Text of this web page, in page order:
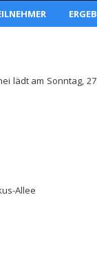
lädt am Sonntag,
Allee